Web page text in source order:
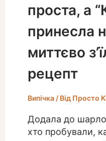
проста, а
принесла
миттєво
рецепт
Випічка/ Від Просто
Додала до
хто пробували,